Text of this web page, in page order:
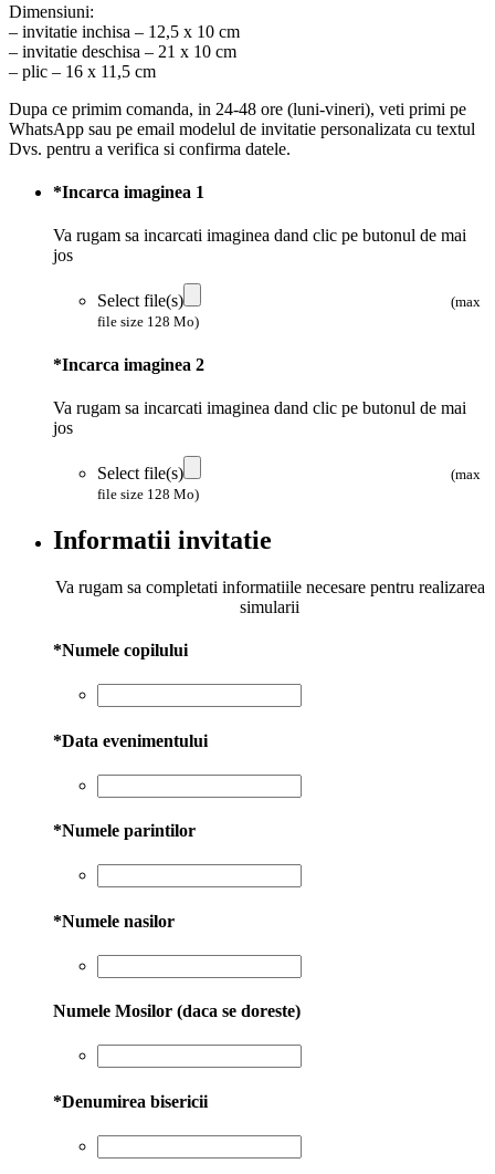
Dimensiuni:
– invitatie inchisa – 12,5 x 10 cm
– invitatie deschisa – 21 x 10 cm
– plic – 16 x 11,5 cm
Dupa ce primim comanda, in 24-48 ore (luni-vineri), veti primi pe
WhatsApp sau pe email modelul de invitatie personalizata cu textul
Dvs. pentru a verifica si confirma datele.
*Incarca imaginea 1
Va rugam sa incarcati imaginea dand clic pe butonul de mai
jos
Select file(s)
(max
file size 128 Mo)
*Incarca imaginea 2
Va rugam sa incarcati imaginea dand clic pe butonul de mai
jos
Select file(s)
(max
file size 128 Mo)
Informatii invitatie
Va rugam sa completati informatiile necesare pentru realizarea
simularii
*Numele copilului
*Data evenimentului
*Numele parintilor
*Numele nasilor
Numele Mosilor (daca se doreste)
*Denumirea bisericii